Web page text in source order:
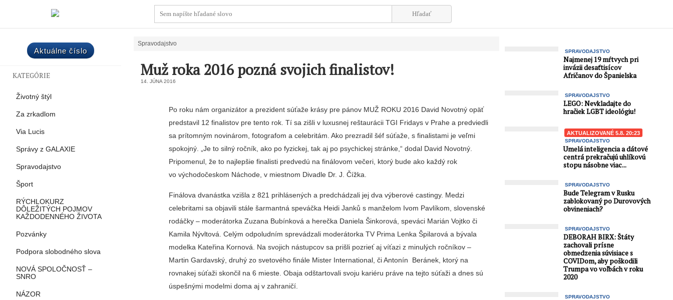
Aktuálne číslo
KATEGÓRIE
Životný štýl
Za zrkadlom
Via Lucis
Správy z GALAXIE
Spravodajstvo
Šport
RÝCHLOKURZ
DÔLEŽITÝCH POJMOV
KAŽDODENNÉHO ŽIVOTA
Pozvánky
Podpora slobodného slova
NOVÁ SPOLOČNOSŤ –
SNRO
NÁZOR
Spravodajstvo
Muž roka 2016 pozná svojich finalistov!
14. JÚNA 2016
Po roku nám organizátor a prezident súťaže krásy pre pánov MUŽ ROKU 2016 David Novotný opäť
predstavil 12 finalistov pre tento rok. Tí sa zišli v luxusnej reštaurácii TGI Fridays v Prahe a predviedli
sa prítomným novinárom, fotografom a celebritám. Ako prezradil šéf súťaže, s finalistami je veľmi
spokojný. „Je to silný ročník, ako po fyzickej, tak aj po psychickej stránke,“ dodal David Novotný.
Pripomenul, že to najlepšie finalisti predvedú na finálovom večeri, ktorý bude ako každý rok
vo východočeskom Náchode, v miestnom Divadle Dr. J. Čížka.
Finálova dvanástka vzišla z 821 prihlásených a predchádzali jej dva výberové castingy. Medzi
celebritami sa objavili stále šarmantná speváčka Heidi Janků s manželom Ivom Pavlíkom, slovenské
rodáčky – moderátorka Zuzana Bubínková a herečka Daniela Šinkorová, speváci Marián Vojtko či
Kamila Nývltová. Celým odpoludním sprevádzali moderátorka TV Prima Lenka Špilarová a bývala
modelka Kateřina Kornová. Na svojich nástupcov sa prišli pozrieť aj víťazi z minulých ročníkov –
Martin Gardavský, druhý zo svetového finále Mister International, či Antonín Beránek, ktorý na
rovnakej súťaži skončil na 6 mieste. Obaja odštartovali svoju kariéru práve na tejto súťaži a dnes sú
úspešnými modelmi doma aj v zahraničí.
SPRAVODAJSTVO
Najmenej 19 mŕtvych pri
invázii desaťtisícov
Afričanov do Španielska
SPRAVODAJSTVO
LEGO: Nevkladajte do
hračiek LGBT ideológiu!
AKTUALIZOVANÉ 5.8. 20:23
SPRAVODAJSTVO
Umelá inteligencia a dátové
centrá prekračujú uhlíkovú
stopu násobne viac...
SPRAVODAJSTVO
Bude Telegram v Rusku
zablokovaný po Durovových
obvineniach?
SPRAVODAJSTVO
DEBORAH BIRX: Štáty
zachovali prísne
obmedzenia súvisiace s
COVIDom, aby poškodili
Trumpa vo voľbách v roku
2020
SPRAVODAJSTVO